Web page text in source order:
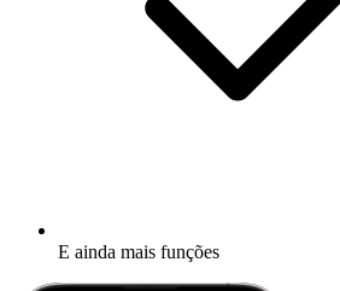
E ainda mais funções